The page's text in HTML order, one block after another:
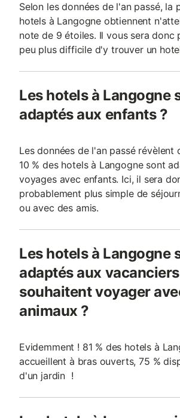
Selon les données de l'an passé, la
hotels à Langogne obtiennent
note de 9 étoiles. Il vous sera donc
peu plus difficile d'y trouver un
Les hotels à Langogne
adaptés aux enfants ?
Les données de l'an passé révèlent
10 % des hotels à Langogne sont
voyages avec enfants. Ici, il sera
probablement plus simple de
ou avec des amis.
Les hotels à Langogne
adaptés aux
souhaitent voyager
animaux ?
Evidemment ! 81 % des hotels à
accueillent à bras ouverts, 75 %
d'un jardin !